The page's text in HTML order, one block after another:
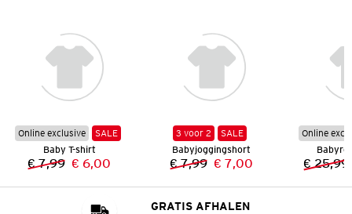
Online exclusive
SALE
Baby T-shirt
Vorige prijs:
€ 7,99 Nieuwe prijs:
€ 6,00
3 voor 2
SALE
Babyjoggingshort
Vorige prijs:
€ 7,99 Nieuwe prijs:
€ 7,00
Online
€ 25,99
GRATIS AFHALEN